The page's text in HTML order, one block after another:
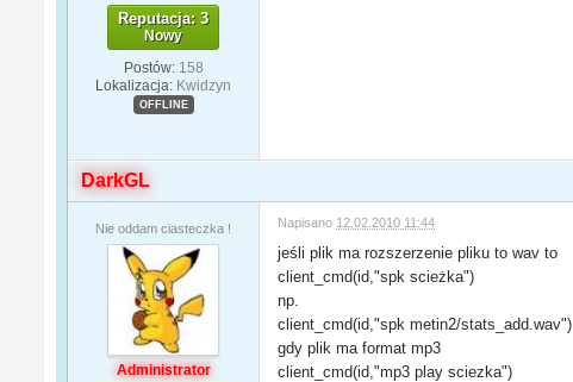
Reputacja: 3
Nowy
Postów: 158
Lokalizacja: Kwidzyn
OFFLINE
DarkGL
Nie oddam ciasteczka !
Administrator
Napisano 12.02.2010 11:44
jeśli plik ma rozszerzenie pliku to wav to
client_cmd(id,"spk scieżka")
np.
client_cmd(id,"spk metin2/stats_add.wav")
gdy plik ma format mp3
client_cmd(id,"mp3 play sciezka")